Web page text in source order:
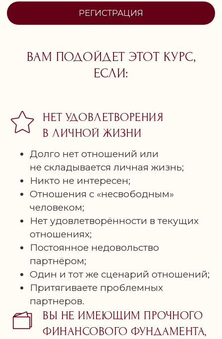
ВАМ ПОДОЙДЕТ ЭТОТ КУРС,
ЕСЛИ:
НЕТ УДОВЛЕТВОРЕНИЯ
В ЛИЧНОЙ ЖИЗНИ
Долго нет отношений или
не складывается личная жизнь;
Никто не интересен;
Отношения с «несвободным»
человеком;
Нет удовлетворённости в текущих
отношениях;
Постоянное недовольство
партнёром;
Один и тот же сценарий отношений;
Притягиваете проблемных
партнеров.
ВЫ НЕ ИМЕЮЩИМ ПРОЧНОГО
ФИНАНСОВОГО ФУНДАМЕНТА,